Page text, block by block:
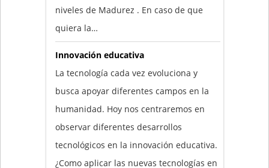
niveles de Madurez . En caso de que
quiera la…
Innovación educativa
La tecnología cada vez evoluciona y
busca apoyar diferentes campos en la
humanidad. Hoy nos centraremos en
observar diferentes desarrollos
tecnológicos en la innovación educativa.
¿Como aplicar las nuevas tecnologías en